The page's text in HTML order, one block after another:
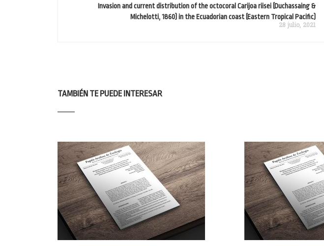
Invasion and current distribution of the octocoral Carijoa riisei (Duchassaing &
Michelotti, 1860) in the Ecuadorian coast (Eastern Tropical Pacific)
28 julio, 2021
TAMBIÉN TE PUEDE INTERESAR